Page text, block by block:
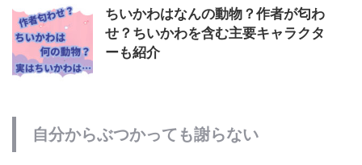
ちいかわはなんの動物？作者が匂わ
せ？ちいかわを含む主要キャラクタ
ーも紹介
自分からぶつかっても謝らない